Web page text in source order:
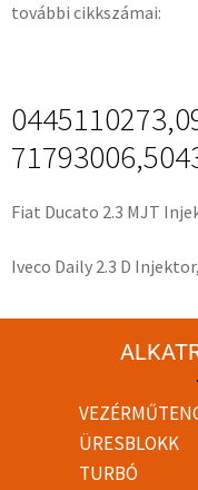
további cikkszámai:
Fiat Ducato 2.3 MJT
Iveco Daily 2.3 D
ÜRESBLOKK
TURBÓ